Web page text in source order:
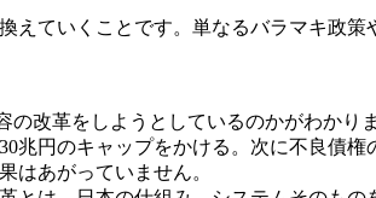
ていくことです。単なるバラマキ政策
改革をしようとしているのかがわかりま
円のキャップをかける。次に不良債
はあがっていません。